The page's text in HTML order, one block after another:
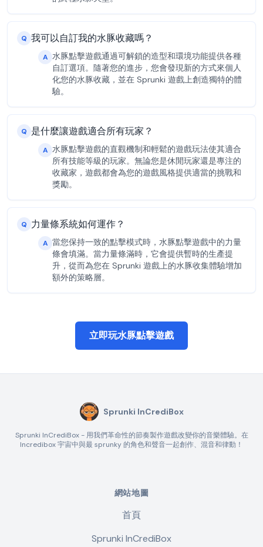
Q 我可以自訂我的水豚收藏嗎？
A 水豚點擊遊戲通過可解鎖的造型和環境功能提供各種
自訂選項。隨著您的進步，您會發現新的方式來個人
化您的水豚收藏，並在 Sprunki 遊戲上創造獨特的體
驗。
Q 是什麼讓遊戲適合所有玩家？
A 水豚點擊遊戲的直觀機制和輕鬆的遊戲玩法使其適合
所有技能等級的玩家。無論您是休閒玩家還是專注的
收藏家，遊戲都會為您的遊戲風格提供適當的挑戰和
獎勵。
Q 力量條系統如何運作？
A 當您保持一致的點擊模式時，水豚點擊遊戲中的力量
條會填滿。當力量條滿時，它會提供暫時的生產提
升，從而為您在 Sprunki 遊戲上的水豚收集體驗增加
額外的策略層。
立即玩水豚點擊遊戲
Sprunki InCrediBox
Sprunki InCrediBox - 用我們革命性的節奏製作遊戲改變你的音樂體驗。在
Incredibox 宇宙中與最 sprunky 的角色和聲音一起創作、混音和律動！
網站地圖
首頁
Sprunki InCrediBox